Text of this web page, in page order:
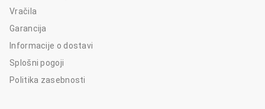
Vračila
Garancija
Informacije o dostavi
Splošni pogoji
Politika zasebnosti